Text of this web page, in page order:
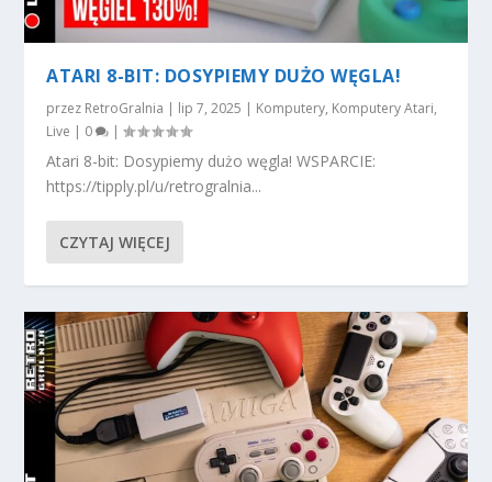
ATARI 8-BIT: DOSYPIEMY DUŻO WĘGLA!
przez RetroGralnia | lip 7, 2025 | Komputery, Komputery Atari,
Live | 0 |
Atari 8-bit: Dosypiemy dużo węgla! WSPARCIE:
https://tipply.pl/u/retrogralnia...
CZYTAJ WIĘCEJ